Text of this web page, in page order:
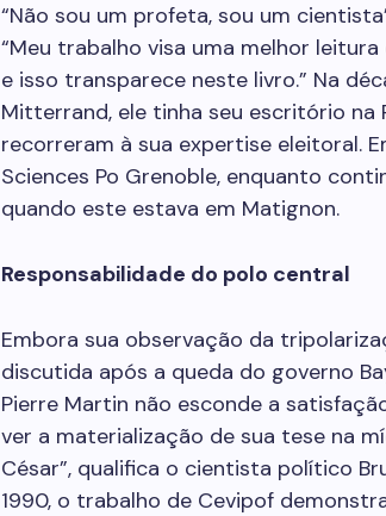
“Não sou um profeta, sou um
“Meu trabalho visa uma melhor
e isso transparece neste livro.” Na
Mitterrand, ele tinha seu escritório na
recorreram à sua expertise eleitoral.
Sciences Po Grenoble, enquanto
quando este estava em Matignon.
Responsabilidade do polo central
Embora sua observação da
discutida após a queda do governo
Pierre Martin não esconde a
ver a materialização de sua tese na
César”, qualifica o cientista político
1990, o trabalho de Cevipof